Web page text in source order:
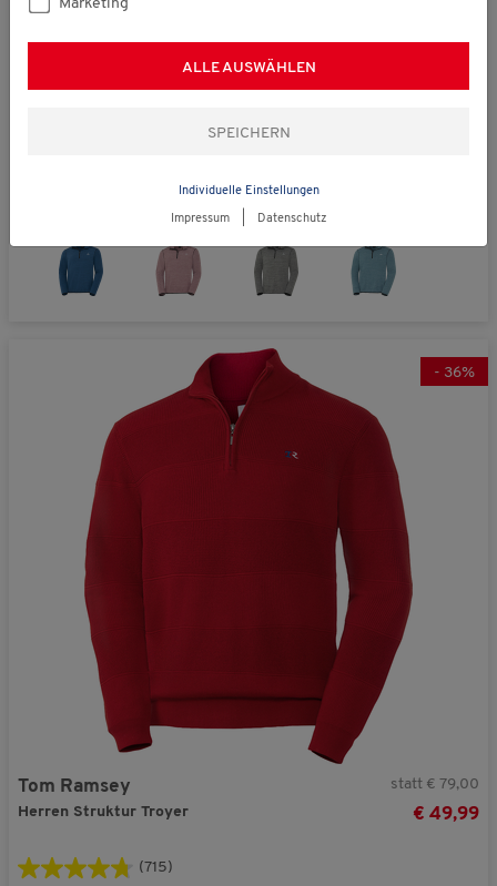
(781)
- 36%
Tom Ramsey
Herren Struktur Troyer
statt € 79,00
€ 49,99
(715)
Marketing
ALLE AUSWÄHLEN
Individuelle Einstellungen
Impressum Datenschutz